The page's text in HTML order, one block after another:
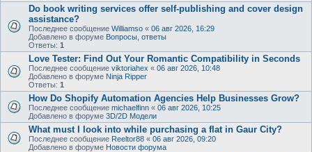
Do book writing services offer self-publishing and cover design
assistance?
Последнее сообщение Williamso « 06 авг 2026, 16:29
Добавлено в форуме Вопросы, ответы
Ответы: 1
Love Tester: Find Out Your Romantic Compatibility in Seconds
Последнее сообщение viktoriahex « 06 авг 2026, 10:48
Добавлено в форуме Ninja Ripper
Ответы: 1
How Do Shopify Automation Agencies Help Businesses Grow?
Последнее сообщение michaelfinn « 06 авг 2026, 10:25
Добавлено в форуме 3D/2D Модели
What must I look into while purchasing a flat in Gaur City?
Последнее сообщение Reeltor88 « 06 авг 2026, 09:20
Добавлено в форуме Новости форума